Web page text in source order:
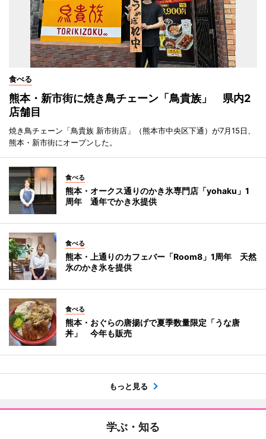
食べる
熊本・新市街に焼き鳥チェーン「鳥貴族」 県内2
店舗目
焼き鳥チェーン「鳥貴族 新市街店」（熊本市中央区下通）が7月15日、
熊本・新市街にオープンした。
食べる
熊本・オークス通りのかき氷専門店「yohaku」1
周年 通年でかき氷提供
食べる
熊本・上通りのカフェバー「Room8」1周年 天然
氷のかき氷を提供
食べる
熊本・おぐらの唐揚げで夏季数量限定「うな唐
丼」 今年も販売
もっと見る
学ぶ・知る